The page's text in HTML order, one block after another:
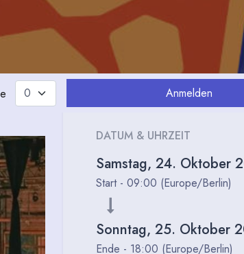
Anmelden
DATUM & UHRZEIT
Samstag, 24. Oktober
Start - 09:00 (Europe/Berlin)
Sonntag, 25. Oktober
Ende - 18:00 (Europe/Berlin)